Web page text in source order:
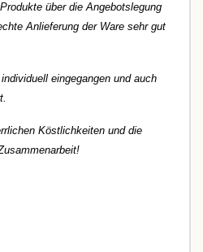
über die Angebotslegung
Anlieferung der Ware sehr gut
eingegangen und auch
Köstlichkeiten und die